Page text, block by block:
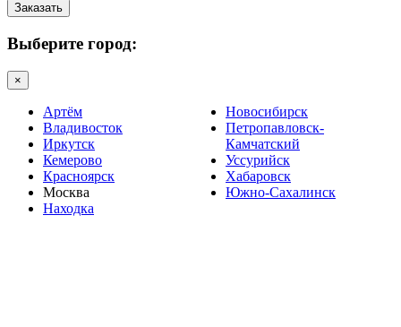
Заказать
Выберите город:
×
Артём
Владивосток
Иркутск
Кемерово
Красноярск
Москва
Находка
Новосибирск
Петропавловск-
Камчатский
Уссурийск
Хабаровск
Южно-Сахалинск